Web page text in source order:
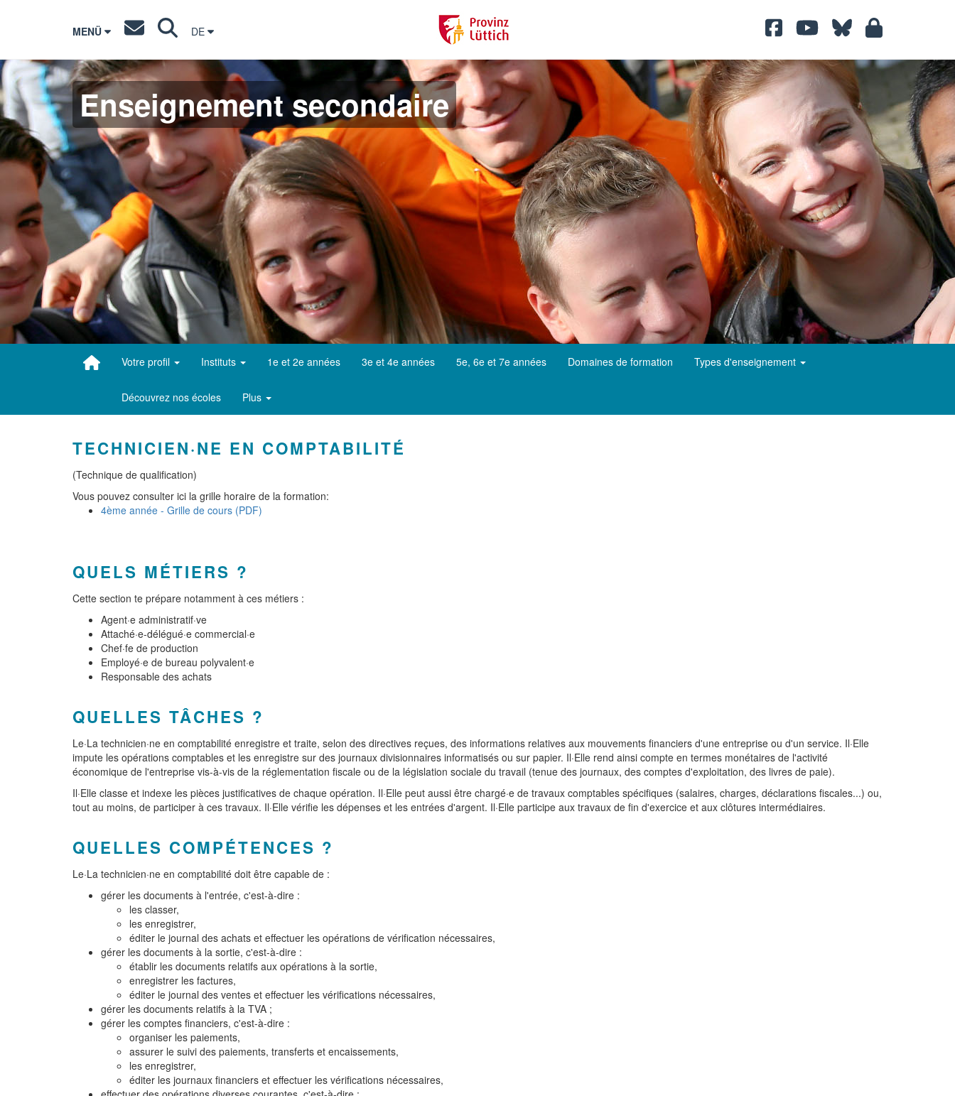
MENÜ DE
Enseignement secondaire
Votre profil Instituts 1e et 2e années 3e et 4e années 5e, 6e et 7e années Domaines de formation Types d'enseignement
Découvrez nos écoles Plus
TECHNICIEN·NE EN COMPTABILITÉ
(Technique de qualification)
Vous pouvez consulter ici la grille horaire de la formation:
4ème année - Grille de cours (PDF)
QUELS MÉTIERS ?
Cette section te prépare notamment à ces métiers :
Agent·e administratif·ve
Attaché·e-délégué·e commercial·e
Chef·fe de production
Employé·e de bureau polyvalent·e
Responsable des achats
QUELLES TÂCHES ?
Le·La technicien·ne en comptabilité enregistre et traite, selon des directives reçues, des informations relatives aux mouvements financiers d'une entreprise ou d'un service. Il·Elle
impute les opérations comptables et les enregistre sur des journaux divisionnaires informatisés ou sur papier. Il·Elle rend ainsi compte en termes monétaires de l'activité
économique de l'entreprise vis-à-vis de la réglementation fiscale ou de la législation sociale du travail (tenue des journaux, des comptes d'exploitation, des livres de paie).
Il·Elle classe et indexe les pièces justificatives de chaque opération. Il·Elle peut aussi être chargé·e de travaux comptables spécifiques (salaires, charges, déclarations fiscales...) ou,
tout au moins, de participer à ces travaux. Il·Elle vérifie les dépenses et les entrées d'argent. Il·Elle participe aux travaux de fin d'exercice et aux clôtures intermédiaires.
QUELLES COMPÉTENCES ?
Le·La technicien·ne en comptabilité doit être capable de :
gérer les documents à l'entrée, c'est-à-dire :
les classer,
les enregistrer,
éditer le journal des achats et effectuer les opérations de vérification nécessaires,
gérer les documents à la sortie, c'est-à-dire :
établir les documents relatifs aux opérations à la sortie,
enregistrer les factures,
éditer le journal des ventes et effectuer les vérifications nécessaires,
gérer les documents relatifs à la TVA ;
gérer les comptes financiers, c'est-à-dire :
organiser les paiements,
assurer le suivi des paiements, transferts et encaissements,
les enregistrer,
éditer les journaux financiers et effectuer les vérifications nécessaires,